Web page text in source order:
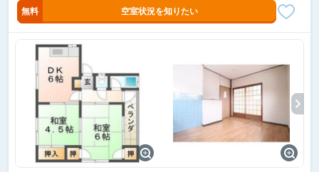
無料 空室状況を知りたい